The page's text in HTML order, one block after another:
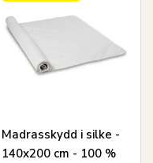
Madrasskydd i silke -
140x200 cm - 100 %